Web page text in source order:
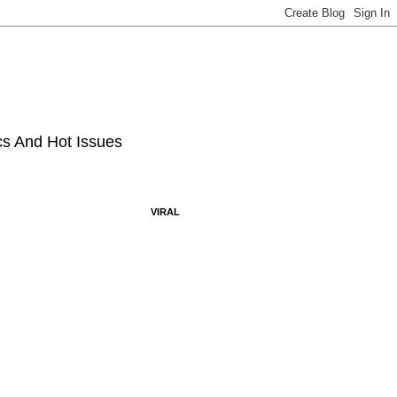
And Hot Issues
VIRAL